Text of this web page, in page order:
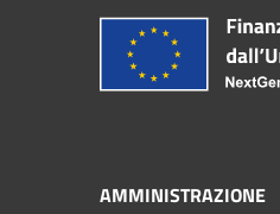
AMMINISTRAZIONE